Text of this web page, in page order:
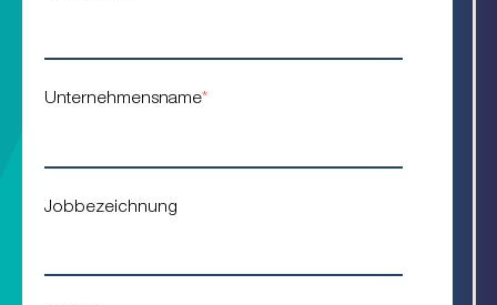
Unternehmensname*
Jobbezeichnung